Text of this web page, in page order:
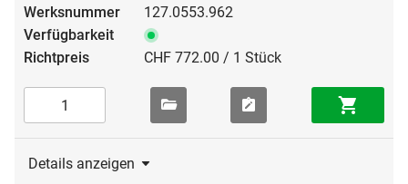
127.0553.962
CHF 772.00 / 1 Stück
Details anzeigen